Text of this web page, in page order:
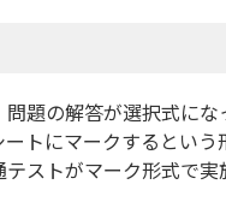
題の解答が選択式にな
トにマークするという
ストがマーク形式で